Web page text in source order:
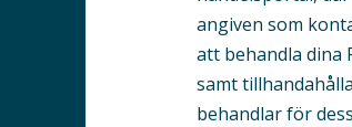
angiven som
att behandla
samt
behandlar för